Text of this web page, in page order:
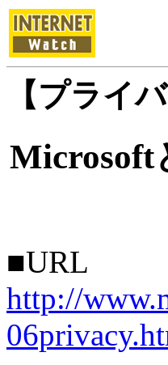
【プライ
Microsoft
■URL
http://